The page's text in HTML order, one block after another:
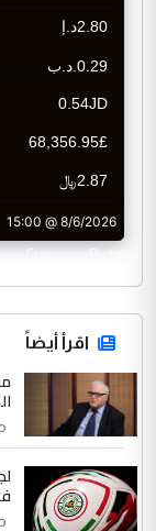
CurrencyRate
اقرأ أيضاً